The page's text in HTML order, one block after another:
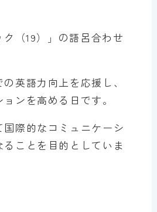
ク（19）」の語呂合わせ
英語力向上を応援し、
ンを高める日です。
際的なコミュニケーシ
ることを目的としていま